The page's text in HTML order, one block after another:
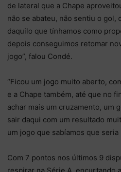
de lateral que a Chape
não se abateu, não sentiu o
daquilo que tínhamos como
depois conseguimos retomar
jogo”, falou Condé.
“Ficou um jogo muito aberto,
e a Chape também, até que no
achar mais um cruzamento, um
sair daqui com um resultado
um jogo que sabíamos que
Com 7 pontos nos últimos 9